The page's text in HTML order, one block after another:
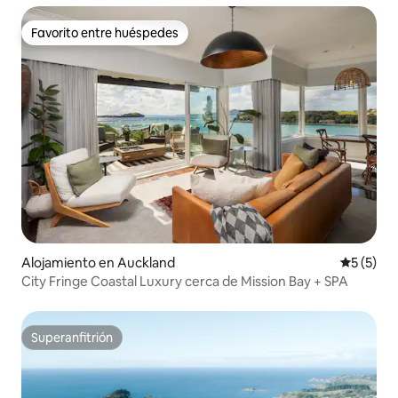
Favorito entre huéspedes
Favorito entre huéspedes
Alojamiento en Auckland
5 (5)
City Fringe Coastal Luxury cerca de Mission Bay + SPA
Superanfitrión
Superanfitrión